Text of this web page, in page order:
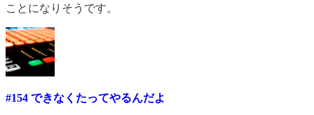
ことになりそうです。
#154 できなくたってやるんだよ